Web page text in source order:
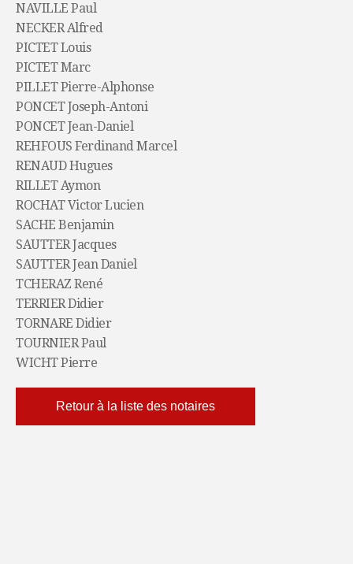
NAVILLE Paul
NECKER Alfred
PICTET Louis
PICTET Marc
PILLET Pierre-Alphonse
PONCET Joseph-Antoni
PONCET Jean-Daniel
REHFOUS Ferdinand Marcel
RENAUD Hugues
RILLET Aymon
ROCHAT Victor Lucien
SACHE Benjamin
SAUTTER Jacques
SAUTTER Jean Daniel
TCHERAZ René
TERRIER Didier
TORNARE Didier
TOURNIER Paul
WICHT Pierre
Retour à la liste des notaires